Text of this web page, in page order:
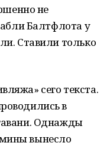
не
Балтфлота у
Ставили только
сего текста.
в
Однажды
вынесло